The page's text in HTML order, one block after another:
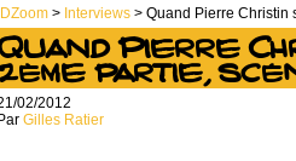
> Interviews > Quand Pierre Christin
Pierre
partie,
02/2012
Par Gilles Ratier